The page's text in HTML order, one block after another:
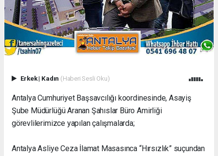
Erkek| Kadın (Haberi Sesli Oku)
Antalya Cumhuriyet Başsavcılığı koordinesinde, Asayiş
Şube Müdürlüğü Aranan Şahıslar Büro Amirliği
görevlilerimizce yapılan çalışmalarda;
Antalya Asliye Ceza İlamat Masasınca “Hırsızlık” suçundan